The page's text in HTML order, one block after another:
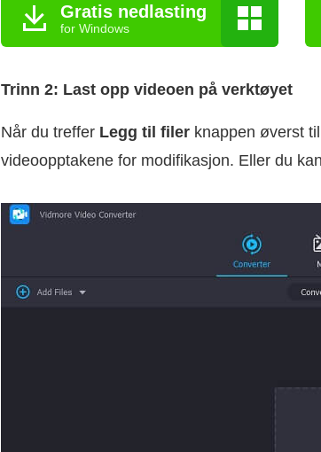
Gratis nedlasting
for Windows
Trinn 2: Last opp videoen på verktøyet
Når du treffer Legg til filer knappen øverst
videoopptakene for modifikasjon. Eller du